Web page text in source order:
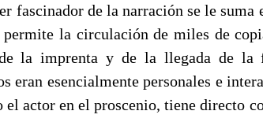
fascinador de la narración se le suma
la circulación de miles de
la imprenta y de la llegada de la
eran esencialmente personales e
el actor en el proscenio, tiene directo